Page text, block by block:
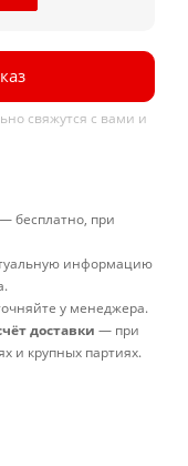
свяжутся с вами и
— бесплатно, при
информацию
у менеджера.
доставки — при
и крупных партиях.